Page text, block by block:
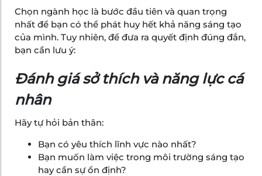
Chọn ngành học là bước đầu tiên và quan trọng
nhất để bạn có thể phát huy hết khả năng sáng tạo
của mình. Tuy nhiên, để đưa ra quyết định đúng đắn,
bạn cần lưu ý:
Đánh giá sở thích và năng lực cá
nhân
Hãy tự hỏi bản thân:
Bạn có yêu thích lĩnh vực nào nhất?
Bạn muốn làm việc trong môi trường sáng tạo
hay cần sự ổn định?